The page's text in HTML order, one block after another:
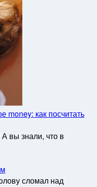
money: как посчитать
вы знали, что в
сломал над